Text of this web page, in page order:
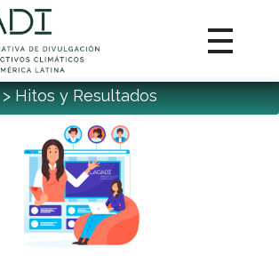
> Hitos y Resultados